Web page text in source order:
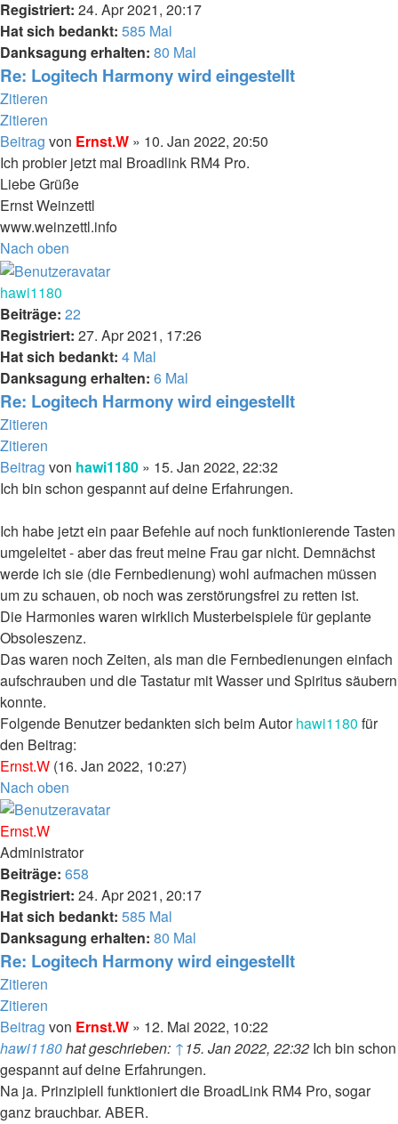
Registriert: 24. Apr 2021, 20:17
Hat sich bedankt: 585 Mal
Danksagung erhalten: 80 Mal
Re: Logitech Harmony wird eingestellt
Zitieren
Zitieren
Beitrag von Ernst.W » 10. Jan 2022, 20:50
Ich probier jetzt mal Broadlink RM4 Pro.
Liebe Grüße
Ernst Weinzettl
www.weinzettl.info
Nach oben
hawi1180
Beiträge: 22
Registriert: 27. Apr 2021, 17:26
Hat sich bedankt: 4 Mal
Danksagung erhalten: 6 Mal
Re: Logitech Harmony wird eingestellt
Zitieren
Zitieren
Beitrag von hawi1180 » 15. Jan 2022, 22:32
Ich bin schon gespannt auf deine Erfahrungen.
Ich habe jetzt ein paar Befehle auf noch funktionierende Tasten
umgeleitet - aber das freut meine Frau gar nicht. Demnächst
werde ich sie (die Fernbedienung) wohl aufmachen müssen
um zu schauen, ob noch was zerstörungsfrei zu retten ist.
Die Harmonies waren wirklich Musterbeispiele für geplante
Obsoleszenz.
Das waren noch Zeiten, als man die Fernbedienungen einfach
aufschrauben und die Tastatur mit Wasser und Spiritus säubern
konnte.
Folgende Benutzer bedankten sich beim Autorhawi1180 für
den Beitrag:
Ernst.W (16. Jan 2022, 10:27)
Nach oben
Ernst.W
Administrator
Beiträge: 658
Registriert: 24. Apr 2021, 20:17
Hat sich bedankt: 585 Mal
Danksagung erhalten: 80 Mal
Re: Logitech Harmony wird eingestellt
Zitieren
Zitieren
Beitrag von Ernst.W » 12. Mai 2022, 10:22
hawi1180hat geschrieben: ↑15. Jan 2022, 22:32 Ich bin schon
gespannt auf deine Erfahrungen.
Na ja. Prinzipiell funktioniert die BroadLink RM4 Pro, sogar
ganz brauchbar. ABER.